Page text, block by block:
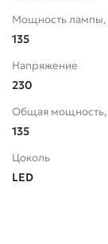
Мощность лампы,
135
Напряжение
230
Общая мощность,
135
Цоколь
LED